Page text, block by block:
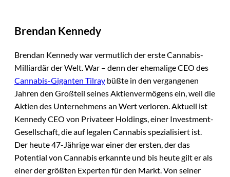
Brendan Kennedy
Brendan Kennedy war vermutlich der erste Cannabis-
Milliardär der Welt. War – denn der ehemalige CEO des
Cannabis-Giganten Tilray büßte in den vergangenen
Jahren den Großteil seines Aktienvermögens ein, weil die
Aktien des Unternehmens an Wert verloren. Aktuell ist
Kennedy CEO von Privateer Holdings, einer Investment-
Gesellschaft, die auf legalen Cannabis spezialisiert ist.
Der heute 47-Jährige war einer der ersten, der das
Potential von Cannabis erkannte und bis heute gilt er als
einer der größten Experten für den Markt. Von seiner